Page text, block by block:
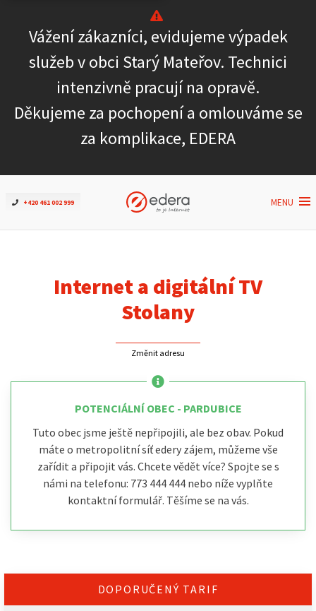
Vážení zákazníci, evidujeme výpadek
služeb v obci Starý Mateřov. Technici
intenzivně pracují na opravě.
Děkujeme za pochopení a omlouváme se
za komplikace, EDERA
+420 461 002 999 MENU
Ověřit dostupnost
Internet
ČEZNET TV
Podpora
Pro firmy
Internet a digitální TV
Stolany
Změnit adresu
POTENCIÁLNÍ OBEC - PARDUBICE
Tuto obec jsme ještě nepřipojili, ale bez obav. Pokud
máte o metropolitní síť edery zájem, můžeme vše
zařídit a připojit vás. Chcete vědět více? Spojte se s
námi na telefonu: 773 444 444 nebo níže vyplňte
kontaktní formulář. Těšíme se na vás.
DOPORUČENÝ TARIF